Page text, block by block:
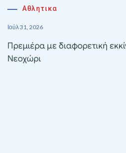
Αθλητικα
Ιούλ 31, 2026
Πρεμιέρα με διαφορετική
Νεοχώρι